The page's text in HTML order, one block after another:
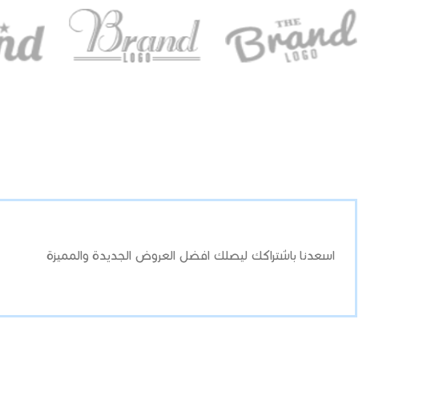
اسعدنا باشتراكك ليصلك افضل العروض الجديدة والمميزة